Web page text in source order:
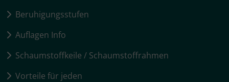
Beruhigungsstufen
Auflagen Info
Schaumstoffkeile / Schaumstoffrahmen
Vorteile für jeden